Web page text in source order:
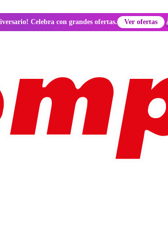
Celebra con grandes ofertas. Ver ofertas